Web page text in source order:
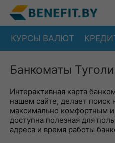
КУРСЫ ВАЛЮТ
Банкоматы
Интерактивная карта
нашем сайте, делает поиск
максимально комфортным
доступна полезная для
адреса и время работы